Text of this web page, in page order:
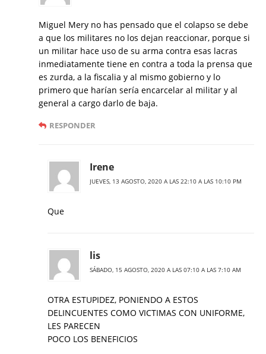
Miguel Mery no has pensado que el colapso se debe
a que los militares no los dejan reaccionar, porque si
un militar hace uso de su arma contra esas lacras
inmediatamente tiene en contra a toda la prensa que
es zurda, a la fiscalia y al mismo gobierno y lo
primero que harían sería encarcelar al militar y al
general a cargo darlo de baja.
RESPONDER
Irene
JUEVES, 13 AGOSTO, 2020 A LAS 22:10 A LAS 10:10 PM
Que
lis
SÁBADO, 15 AGOSTO, 2020 A LAS 07:10 A LAS 7:10 AM
OTRA ESTUPIDEZ, PONIENDO A ESTOS
DELINCUENTES COMO VICTIMAS CON UNIFORME,
LES PARECEN
POCO LOS BENEFICIOS